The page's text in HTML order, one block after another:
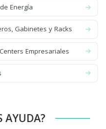
Energía
Gabinetes y Racks
Empresariales
AYUDA?